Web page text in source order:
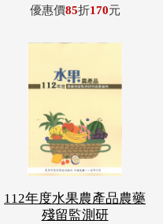
優惠價85折170元
112年度水果農產品農藥
殘留監測研